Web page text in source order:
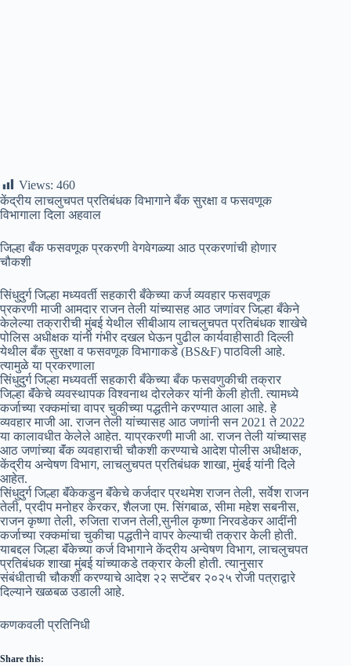
Views: 460
केंद्रीय लाचलुचपत प्रतिबंधक विभागाने बँक सुरक्षा व फसवणूक
विभागाला दिला अहवाल
जिल्हा बँक फसवणूक प्रकरणी वेगवेगळ्या आठ प्रकरणांची होणार
चौकशी
सिंधुदुर्ग जिल्हा मध्यवर्ती सहकारी बँकेच्या कर्ज व्यवहार फसवणूक
प्रकरणी माजी आमदार राजन तेली यांच्यासह आठ जणांवर जिल्हा बँकेने
केलेल्या तक्रारीची मुंबई येथील सीबीआय लाचलुचपत प्रतिबंधक शाखेचे
पोलिस अधीक्षक यांनी गंभीर दखल घेऊन पुढील कार्यवाहीसाठी दिल्ली
येथील बँक सुरक्षा व फसवणूक विभागाकडे (BS&F) पाठविली आहे.
त्यामुळे या प्रकरणाला
सिंधुदुर्ग जिल्हा मध्यवर्ती सहकारी बँकेच्या बँक फसवणुकीची तक्रार
जिल्हा बॅंकेचे व्यवस्थापक विश्वनाथ दोरलेकर यांनी केली होती. त्यामध्ये
कर्जाच्या रक्कमांचा वापर चुकीच्या पद्धतीने करण्यात आला आहे. हे
व्यवहार माजी आ. राजन तेली यांच्यासह आठ जणांनी सन 2021 ते 2022
या कालावधीत केलेले आहेत. याप्रकरणी माजी आ. राजन तेली यांच्यासह
आठ जणांच्या बॅंक व्यवहाराची चौकशी करण्याचे आदेश पोलीस अधीक्षक,
केंद्रीय अन्वेषण विभाग, लाचलुचपत प्रतिबंधक शाखा, मुंबई यांनी दिले
आहेत.
सिंधुदुर्ग जिल्हा बॅंकेकडुन बॅंकेचे कर्जदार प्रथमेश राजन तेली, सर्वेश राजन
तेली, प्रदीप मनोहर केरकर, शैलजा एम. सिंगबाळ, सीमा महेश सबनीस,
राजन कृष्णा तेली, रुजिता राजन तेली,सुनील कृष्णा निरवडेकर आदींनी
कर्जाच्या रक्कमांचा चुकीचा पद्धतीने वापर केल्याची तक्रार केली होती.
याबद्दल जि‌ल्हा बॅंकेच्या कर्ज विभागाने केंद्रीय अन्वेषण विभाग, लाचलुचपत
प्रतिबंधक शाखा मुंबई यांच्याकडे तक्रार केली होती. त्यानुसार
संबंधीताची चौकशी करण्याचे आदेश २२ सप्टेंबर २०२५ रोजी पत्राद्वारे
दिल्याने खळबळ उडाली आहे.
कणकवली प्रतिनिधी
Share this: